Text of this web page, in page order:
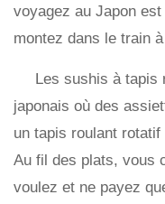
voyagez au Japon
montez dans le train
Les sushis à tapis
japonais où des
un tapis roulant
Au fil des plats, vous
voulez et ne payez